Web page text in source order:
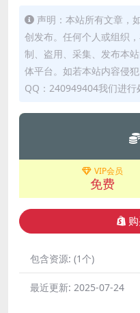
声明：本站所有文章，
创发布。任何个人或组织
制、盗用、采集、发布本
体平台。如若本站内容侵
QQ：240949404我们进行
VIP会员
免费
包含资源: (1个)
最近更新: 2025-07-24